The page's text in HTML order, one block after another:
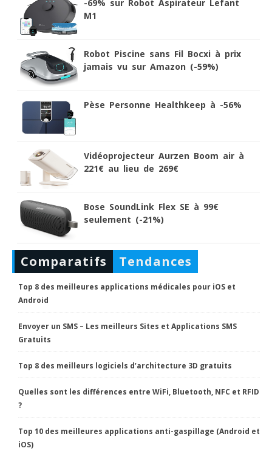
-69% sur Robot Aspirateur Lefant
M1
Robot Piscine sans Fil Bocxi à prix
jamais vu sur Amazon (-59%)
Pèse Personne Healthkeep à -56%
Vidéoprojecteur Aurzen Boom air à
221€ au lieu de 269€
Bose SoundLink Flex SE à 99€
seulement (-21%)
Comparatifs Tendances
Top 8 des meilleures applications médicales pour iOS et
Android
Envoyer un SMS – Les meilleurs Sites et Applications SMS
Gratuits
Top 8 des meilleurs logiciels d’architecture 3D gratuits
Quelles sont les différences entre WiFi, Bluetooth, NFC et RFID
?
Top 10 des meilleures applications anti-gaspillage (Android et
iOS)